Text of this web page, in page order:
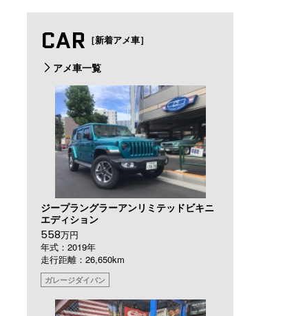
CAR ［新着アメ車］
アメ車一覧
ジープラングラーアンリミテッドビキニ
エディション
558万円
年式：2019年
走行距離：26,650km
ガレージダイバン